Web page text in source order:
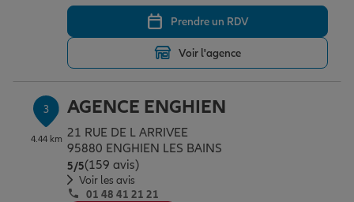
Garantie des accidents de la vie
Assurance scolaire
Protection juridique
Prendre un RDV
Voir l'agence
3
4.44 km
AGENCE ENGHIEN
21 RUE DE L ARRIVEE
95880 ENGHIEN LES BAINS
5/5Note de 5 sur 5
(159 avis)
Voir les avis
01 48 41 21 21